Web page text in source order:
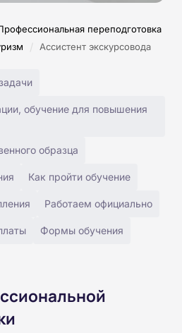
переподготовка
/ Ассистент экскурсовода
обучение для повышения
образца
Как пройти обучение
Работаем официально
Формы обучения